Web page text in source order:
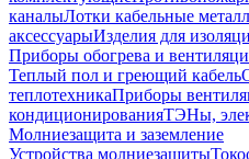
каналыЛотки кабельные
аксессуарыИзделия для
Приборы обогрева и
Теплый пол и греющий кабель
теплотехникаПриборы
кондиционированияТЭНы,
Молниезащита и заземление
Устройства молниезащиты